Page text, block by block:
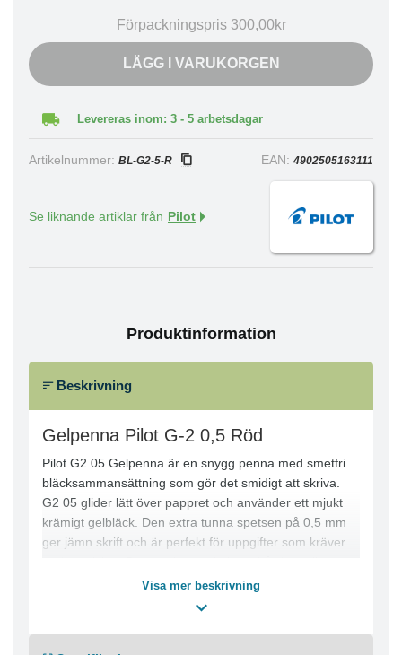
Förpackningspris 300,00kr
LÄGG I VARUKORGEN
Levereras inom: 3 - 5 arbetsdagar
Artikelnummer: BL-G2-5-R EAN: 4902505163111
Se liknande artiklar från Pilot
Produktinformation
Beskrivning
Gelpenna Pilot G-2 0,5 Röd
Pilot G2 05 Gelpenna är en snygg penna med smetfri
bläcksammansättning som gör det smidigt att skriva.
G2 05 glider lätt över pappret och använder ett mjukt
krämigt gelbläck. Den extra tunna spetsen på 0,5 mm
ger jämn skrift och är perfekt för uppgifter som kräver
behåller sin form och är extremt hållbar. Pennan finns
också med en användbar fickklämma och den
Visa mer beskrivning